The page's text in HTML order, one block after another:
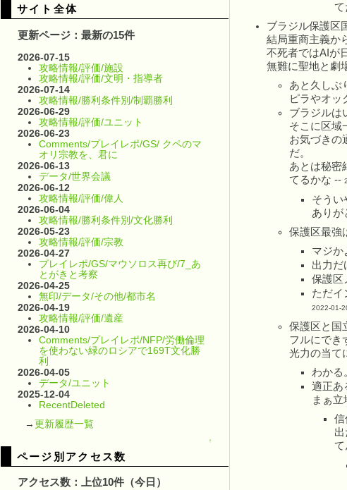
サイト全体
更新ページ：最新の15件
2026-07-15
攻略情報/評価/施設
攻略情報/評価/文明・指導者
2026-07-14
攻略情報/勝利条件別/制覇勝利
2026-06-29
攻略情報/評価/ユニット
2026-06-23
Comments/プレイレポ/GS/ クペのマ
オリ宗教を、君に
2026-06-13
データ/世界会議
2026-06-12
攻略情報/評価/偉人
2026-06-04
攻略情報/勝利条件別/文化勝利
2026-05-23
攻略情報/評価/宗教
2026-04-27
プレイレポ/GS/マウソロス再び/7_あ
とがきと考察
2026-04-25
無印/データ/その他/都市名
2026-04-19
攻略情報/評価/遺産
2026-04-10
Comments/プレイレポ/NFP/労働倫理
を使わない緑のロシアで169T文化勝
利
2026-04-05
データ/ユニット
2025-12-04
RecentDeleted
→更新履歴一覧
↑
ページ別アクセス数
アクセス数：上位10件（今日）
て
ブラジル保護区
結局重商主義か
不死者ではAIが
無難に聖地と劇
あと久しぶ
ピラやオッ
ブラジルは
そこに区域
お気づきの
だ。
あとは秘密
てるかな --
そう
ありが
保護区最強
マジか
出力だ
保護区
ただイ
2022-01-
保護区と国
フルにでき
光力の当て
わかる
適正あ
まぁ
信
て